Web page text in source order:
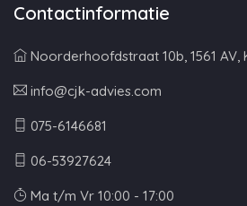
Contactinformatie
Noorderhoofdstraat 10b, 1561 AV,
info@cjk-advies.com
075-6146681
06-53927624
Ma t/m Vr 10:00 - 17:00